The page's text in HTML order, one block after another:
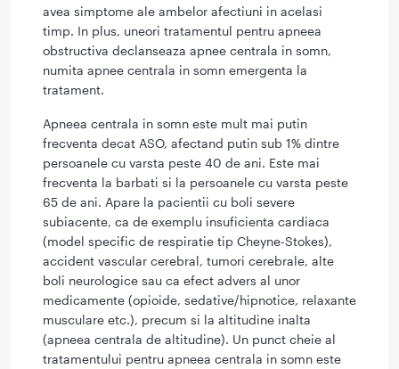
avea simptome ale ambelor afectiuni in acelasi
timp. In plus, uneori tratamentul pentru apneea
obstructiva declanseaza apnee centrala in somn,
numita apnee centrala in somn emergenta la
tratament.
Apneea centrala in somn este mult mai putin
frecventa decat ASO, afectand putin sub 1% dintre
persoanele cu varsta peste 40 de ani. Este mai
frecventa la barbati si la persoanele cu varsta peste
65 de ani. Apare la pacientii cu boli severe
subiacente, ca de exemplu insuficienta cardiaca
(model specific de respiratie tip Cheyne-Stokes),
accident vascular cerebral, tumori cerebrale, alte
boli neurologice sau ca efect advers al unor
medicamente (opioide, sedative/hipnotice, relaxante
musculare etc.), precum si la altitudine inalta
(apneea centrala de altitudine). Un punct cheie al
tratamentului pentru apneea centrala in somn este